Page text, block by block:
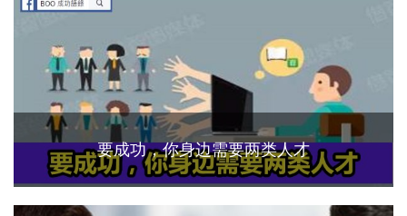
要成功，你身边需要两类人才